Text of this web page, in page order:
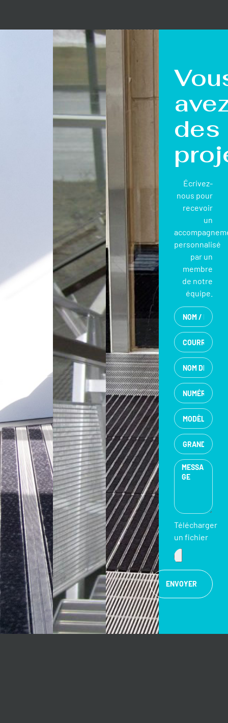
des
Écrivez-
nous pour
recevoir
un
personnalisé
par un
membre
de notre
équipe.
Télécharger
un fichier
ENVOYER